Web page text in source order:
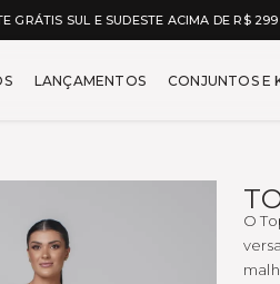
5% OFF NO À VISTA NO PIX
Fitness
LANÇAMENTOS CONJUNTOS E
O